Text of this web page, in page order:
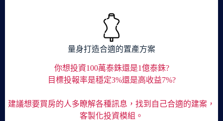
量身打造合適的置產方案
你想投資100萬泰銖還是1億泰銖?
目標投報率是穩定3%還是高收益7%?
建議想要買房的人多瞭解各種訊息，找到自己合適的建案，
客製化投資模組。